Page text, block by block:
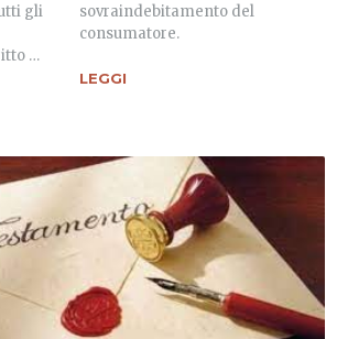
gli
…
sovraindebitamento del
consumatore.
LEGGI